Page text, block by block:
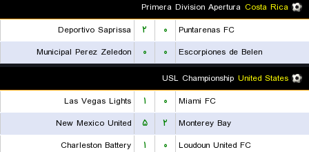
Costa Rica
Primera Division Apertura
Puntarenas FC
۰ ۲
Deportivo Saprissa
Escorpiones de Belen
۰ ۰
Municipal Perez Zeledon
United States
USL Championship
Miami FC
۰ ۱
Las Vegas Lights
Monterey Bay
۲ ۵
New Mexico United
Loudoun United FC
۰ ۱ Charleston Battery